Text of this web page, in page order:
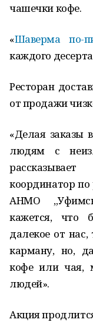
чашечки кофе.
«Шаверма по-
каждого
Ресторан
от продажи
«Делая заказы
людям с
координатор
АНМО
кажется, что
далекое от
карману, но,
кофе или чая,
людей».
Акция